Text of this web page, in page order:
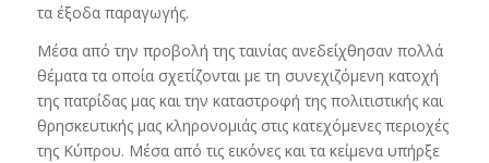
τα έξοδα παραγωγής.
Μέσα από την προβολή της ταινίας ανεδείχθησαν πολλά
θέματα τα οποία σχετίζονται με τη συνεχιζόμενη κατοχή
της πατρίδας μας και την καταστροφή της πολιτιστικής και
θρησκευτικής μας κληρονομιάς στις κατεχόμενες περιοχές
της Κύπρου. Μέσα από τις εικόνες και τα κείμενα υπήρξε